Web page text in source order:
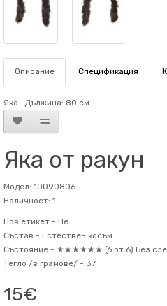
Описание Спецификация
Яка . Дължина: 80 см.
Яка от ракун
Модел: 10090806
Наличност: 1
Нов етикет - Не
Състав - Естествен косъм
Състояние - ★★★★★★ (6 от 6) Без
Тегло /в грамове/ - 37
15€